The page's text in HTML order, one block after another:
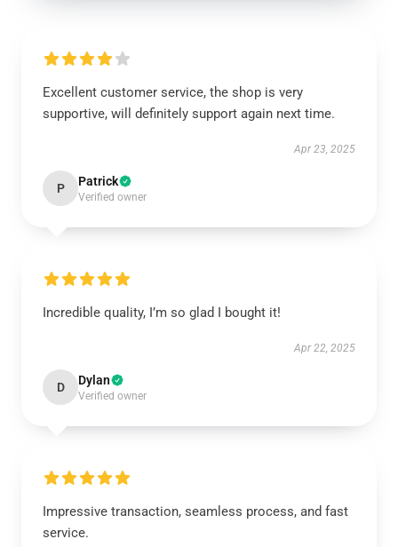
Excellent customer service, the shop is very
supportive, will definitely support again next time.
Apr 23, 2025
P Patrick
Verified owner
Incredible quality, I’m so glad I bought it!
Apr 22, 2025
D Dylan
Verified owner
Impressive transaction, seamless process, and fast
service.